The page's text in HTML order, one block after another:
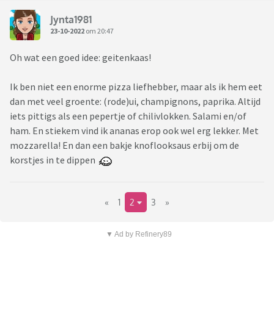
Jynta1981
23-10-2022 om 20:47
Oh wat een goed idee: geitenkaas!
Ik ben niet een enorme pizza liefhebber, maar als ik hem eet
dan met veel groente: (rode)ui, champignons, paprika. Altijd
iets pittigs als een pepertje of chilivlokken. Salami en/of
ham. En stiekem vind ik ananas erop ook wel erg lekker. Met
mozzarella! En dan een bakje knoflooksaus erbij om de
korstjes in te dippen
« 1 2 3 »
▼ Ad by Refinery89